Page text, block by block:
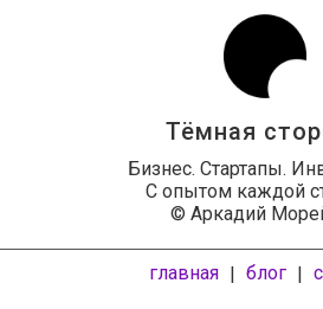
Тёмная
Бизнес. Стартапы.
С опытом каждой
© Аркадий
главная | блог |